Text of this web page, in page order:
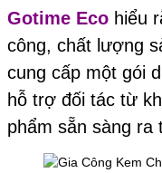
Gotime Eco hiểu
công, chất lượng
cung cấp một gói
hỗ trợ đối tác từ
phẩm sẵn sàng ra